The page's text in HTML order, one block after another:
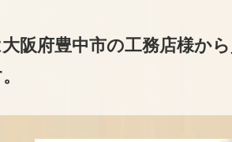
阪府豊中市の工務店様か